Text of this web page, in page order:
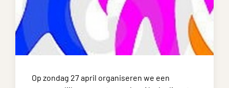
Op zondag 27 april organiseren we een